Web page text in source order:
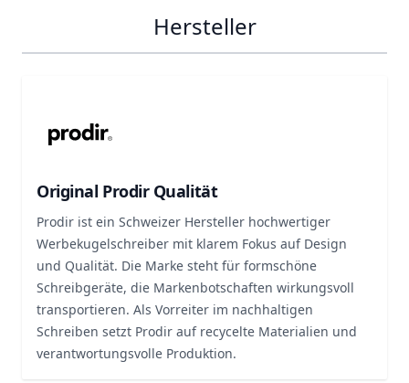
Hersteller
Original Prodir Qualität
Prodir ist ein Schweizer Hersteller hochwertiger
Werbekugelschreiber mit klarem Fokus auf Design
und Qualität. Die Marke steht für formschöne
Schreibgeräte, die Markenbotschaften wirkungsvoll
transportieren. Als Vorreiter im nachhaltigen
Schreiben setzt Prodir auf recycelte Materialien und
verantwortungsvolle Produktion.